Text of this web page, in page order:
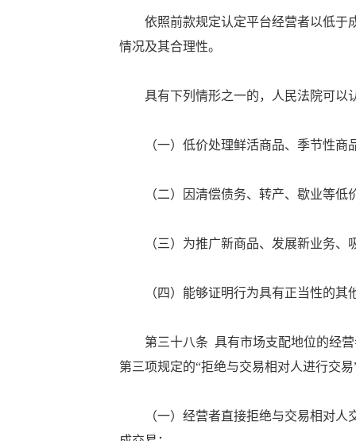
依照前款规定认定平台经营者以低于成
情况及其合理性。
具有下列情形之一的，人民法院可以
（一）低价处理鲜活商品、季节性商
（二）因清偿债务、转产、歇业等低
（三）为推广新商品、发展新业务、
（四）能够证明行为具有正当性的其
第三十八条 具有市场支配地位的经营
第三项规定的“拒绝与交易相对人进行交易
（一）经营者直接拒绝与交易相对人交